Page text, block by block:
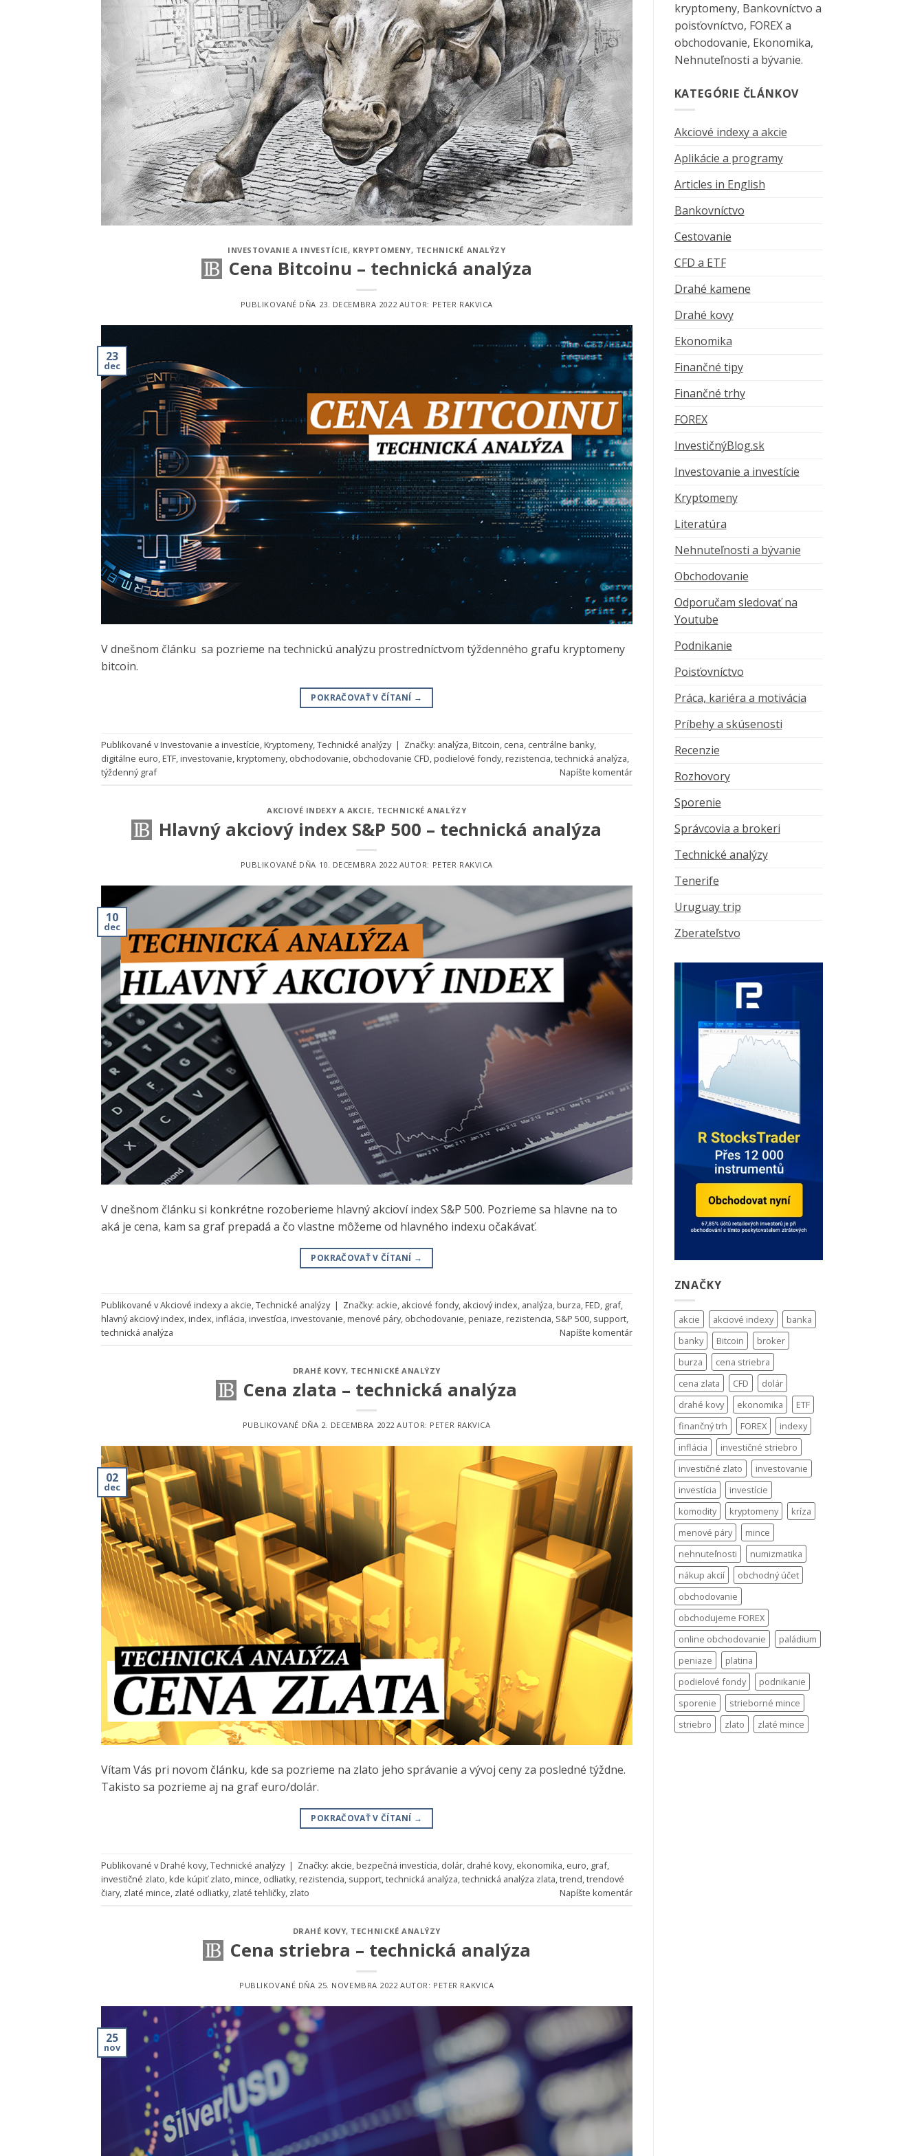
INVESTOVANIE A INVESTÍCIE, KRYPTOMENY, TECHNICKÉ ANALÝZY
Cena Bitcoinu – technická analýza
PUBLIKOVANÉ DŇA 23. DECEMBRA 2022AUTOR: PETER RAKVICA
23
dec
V dnešnom článku sa pozrieme na technickú analýzu prostredníctvom týždenného grafu kryptomeny
bitcoin.
POKRAČOVAŤ V ČÍTANÍ →
Publikované vInvestovanie a investície,Kryptomeny,Technické analýzy | Značky: analýza,Bitcoin, cena, centrálne banky,
digitálne euro,ETF,investovanie,kryptomeny, obchodovanie, obchodovanie CFD,podielové fondy,rezistencia,technická analýza,
týždenný graf
Napíšte komentár
AKCIOVÉ INDEXY A AKCIE, TECHNICKÉ ANALÝZY
Hlavný akciový index S&P 500 – technická analýza
PUBLIKOVANÉ DŇA 10. DECEMBRA 2022AUTOR: PETER RAKVICA
10
dec
V dnešnom článku si konkrétne rozoberieme hlavný akcioví index S&P 500. Pozrieme sa hlavne na to
aká je cena, kam sa graf prepadá a čo vlastne môžeme od hlavného indexu očakávať.
POKRAČOVAŤ V ČÍTANÍ →
Publikované vAkciové indexy a akcie,Technické analýzy | Značky: ackie, akciové fondy, akciový index, analýza,burza,FED, graf,
hlavný akciový index,index,inflácia,investícia,investovanie,menové páry, obchodovanie,peniaze,rezistencia, S&P 500, support,
technická analýza
Napíšte komentár
DRAHÉ KOVY, TECHNICKÉ ANALÝZY
Cena zlata – technická analýza
PUBLIKOVANÉ DŇA 2. DECEMBRA 2022AUTOR: PETER RAKVICA
02
dec
Vítam Vás pri novom článku, kde sa pozrieme na zlato jeho správanie a vývoj ceny za posledné týždne.
Takisto sa pozrieme aj na graf euro/dolár.
POKRAČOVAŤ V ČÍTANÍ →
Publikované vDrahé kovy,Technické analýzy | Značky: akcie,bezpečná investícia, dolár, drahé kovy, ekonomika, euro, graf,
investičné zlato,kde kúpiť zlato,mince, odliatky,rezistencia, support,technická analýza,technická analýza zlata,trend,trendové
čiary, zlaté mince, zlaté odliatky, zlaté tehličky, zlato Napíšte komentár
DRAHÉ KOVY, TECHNICKÉ ANALÝZY
Cena striebra – technická analýza
PUBLIKOVANÉ DŇA 25. NOVEMBRA 2022AUTOR: PETER RAKVICA
25
nov
kryptomeny, Bankovníctvo a
poisťovníctvo, FOREX a
obchodovanie, Ekonomika,
Nehnuteľnosti a bývanie.
KATEGÓRIE ČLÁNKOV
Akciové indexy a akcie
Aplikácie a programy
Articles in English
Bankovníctvo
Cestovanie
CFD a ETF
Drahé kamene
Drahé kovy
Ekonomika
Finančné tipy
Finančné trhy
FOREX
InvestičnýBlog.sk
Investovanie a investície
Kryptomeny
Literatúra
Nehnuteľnosti a bývanie
Obchodovanie
Odporučam sledovať na
Youtube
Podnikanie
Poisťovníctvo
Práca, kariéra a motivácia
Príbehy a skúsenosti
Recenzie
Rozhovory
Sporenie
Správcovia a brokeri
Technické analýzy
Tenerife
Uruguay trip
Zberateľstvo
ZNAČKY
akcie akciové indexy
banka
banky
Bitcoin
broker
burza
cena striebra
cena zlata
CFD
dolár
drahé kovy
ekonomika
ETF
finančný trh
FOREX
indexy
inflácia
investičné striebro
investičné zlato
investovanie
investícia
investície
komodity
kryptomeny
kríza
menové páry
mince
nehnuteľnosti
numizmatika
nákup akcií
obchodný účet
obchodovanie
obchodujeme FOREX
online obchodovanie
paládium
peniaze
platina
podielové fondy
podnikanie
sporenie
strieborné mince
striebro
zlato zlaté mince